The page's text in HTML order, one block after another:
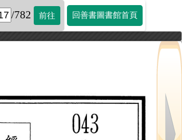
/782 前往 回善書圖書館首頁